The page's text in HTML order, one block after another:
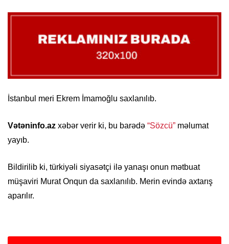
İstanbul meri Ekrem İmamoğlu saxlanılıb.
Vətəninfo.az xəbər verir ki, bu barədə “Sözcü” məlumat
yayıb.
Bildirilib ki, türkiyəli siyasətçi ilə yanaşı onun mətbuat
müşaviri Murat Onqun da saxlanılıb. Merin evində axtarış
aparılır.